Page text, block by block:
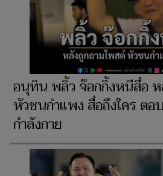
อนุทิน พลิ้ว จ๊อกกิ้งหนีสื่อ
หัวชนกำแพง สื่อถึงใคร ต
กำลังกาย